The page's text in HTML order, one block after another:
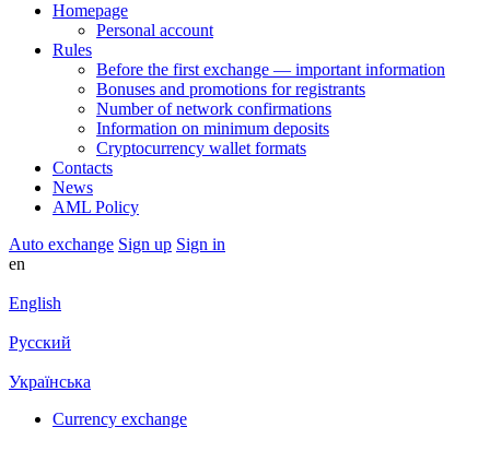
Homepage
Personal account
Rules
Before the first exchange — important information
Bonuses and promotions for registrants
Number of network confirmations
Information on minimum deposits
Cryptocurrency wallet formats
Contacts
News
AML Policy
Auto exchange Sign up Sign in
en
English
Русский
Українська
Currency exchange